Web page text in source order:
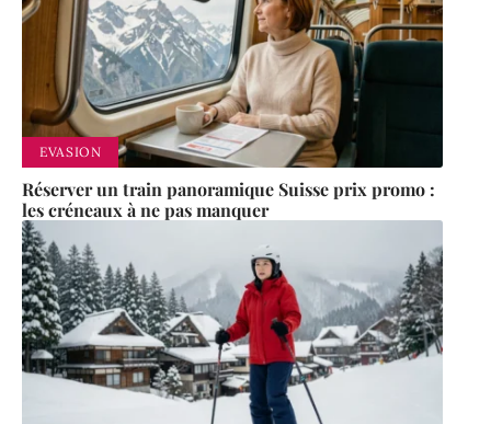
EVASION
Réserver un train panoramique Suisse prix promo :
les créneaux à ne pas manquer